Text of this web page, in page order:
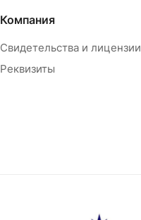
Компания
Свидетельства и лицензии
Реквизиты